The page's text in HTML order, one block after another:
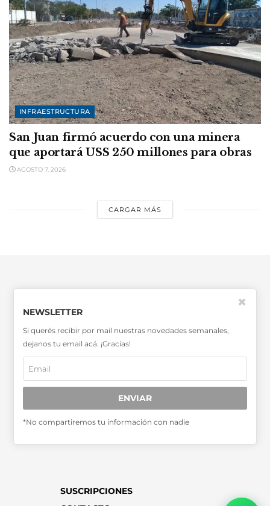
INFRAESTRUCTURA
San Juan firmó acuerdo con una minera
que aportará USS 250 millones para obras
AGOSTO 7, 2026
CARGAR MÁS
SABER MÁS >>
OTRAS PUBLICACIONES >>
Entidades Periodísticas Argentinas
ADEPA
SUSCRIPCIONES
NEWSLETTER
Si querés recibir por mail nuestras novedades semanales,
dejanos tu email acá. ¡Gracias!
ENVIAR
*No compartiremos tu información con nadie
✖